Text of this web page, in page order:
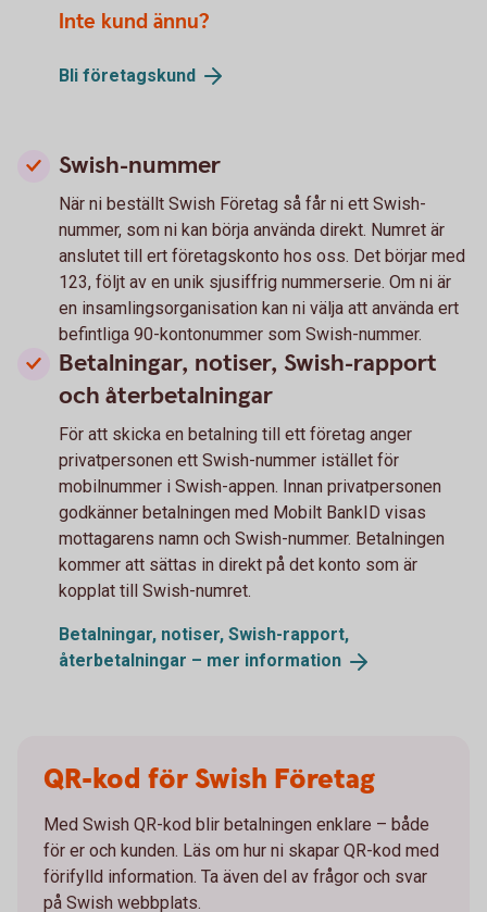
Inte kund ännu?
Bli företagskund
Swish-nummer
När ni beställt Swish Företag så får ni ett Swish-
nummer, som ni kan börja använda direkt. Numret är
anslutet till ert företagskonto hos oss. Det börjar med
123, följt av en unik sjusiffrig nummerserie. Om ni är
en insamlingsorganisation kan ni välja att använda ert
befintliga 90-kontonummer som Swish-nummer.
Betalningar, notiser, Swish-rapport
och återbetalningar
För att skicka en betalning till ett företag anger
privatpersonen ett Swish-nummer istället för
mobilnummer i Swish-appen. Innan privatpersonen
godkänner betalningen med Mobilt BankID visas
mottagarens namn och Swish-nummer. Betalningen
kommer att sättas in direkt på det konto som är
kopplat till Swish-numret.
Betalningar, notiser, Swish-rapport,
återbetalningar – mer information
QR-kod för Swish Företag
Med Swish QR-kod blir betalningen enklare – både
för er och kunden. Läs om hur ni skapar QR-kod med
förifylld information. Ta även del av frågor och svar
på Swish webbplats.